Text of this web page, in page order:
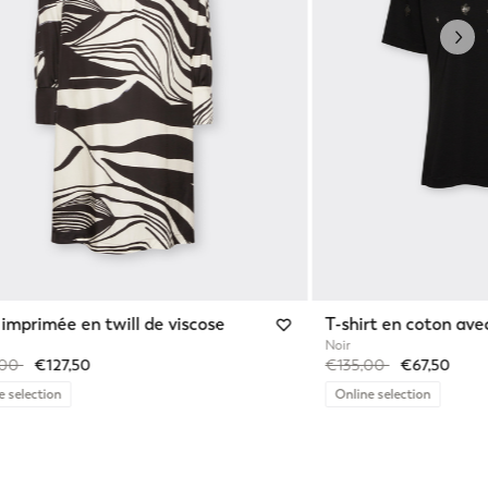
en twill de viscose
from
to€127,50
selection
T-shirt en coton
Noir
Price reduced from
€135,00to€67,50
Online selection